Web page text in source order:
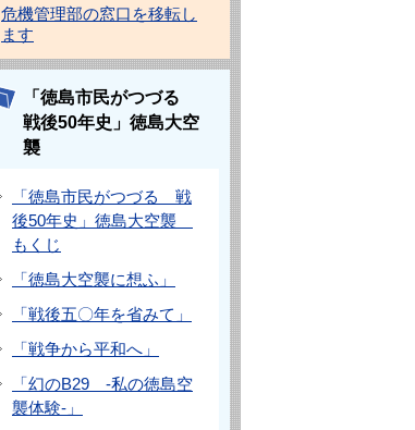
危機管理部の窓口を移転し
ます
「徳島市民がつづる
戦後50年史」徳島大空
襲
「徳島市民がつづる 戦
後50年史」徳島大空襲
もくじ
「徳島大空襲に想ふ」
「戦後五〇年を省みて」
「戦争から平和へ」
「幻のB29 -私の徳島空
襲体験-」